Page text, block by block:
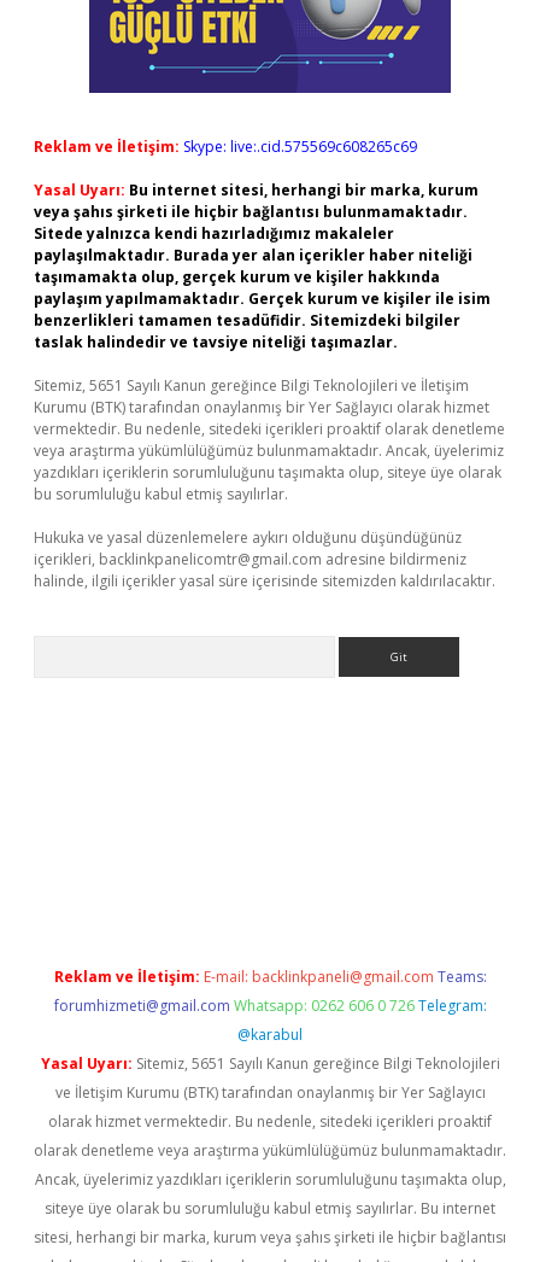
Reklam ve İletişim: Skype: live:.cid.575569c608265c69
Yasal Uyarı: Bu internet sitesi, herhangi bir marka, kurum
veya şahıs şirketi ile hiçbir bağlantısı bulunmamaktadır.
Sitede yalnızca kendi hazırladığımız makaleler
paylaşılmaktadır. Burada yer alan içerikler haber niteliği
taşımamakta olup, gerçek kurum ve kişiler hakkında
paylaşım yapılmamaktadır. Gerçek kurum ve kişiler ile isim
benzerlikleri tamamen tesadüfidir. Sitemizdeki bilgiler
taslak halindedir ve tavsiye niteliği taşımazlar.
Sitemiz, 5651 Sayılı Kanun gereğince Bilgi Teknolojileri ve İletişim
Kurumu (BTK) tarafından onaylanmış bir Yer Sağlayıcı olarak hizmet
vermektedir. Bu nedenle, sitedeki içerikleri proaktif olarak denetleme
veya araştırma yükümlülüğümüz bulunmamaktadır. Ancak, üyelerimiz
yazdıkları içeriklerin sorumluluğunu taşımakta olup, siteye üye olarak
bu sorumluluğu kabul etmiş sayılırlar.
Hukuka ve yasal düzenlemelere aykırı olduğunu düşündüğünüz
içerikleri, backlinkpanelicomtr@gmail.com adresine bildirmeniz
halinde, ilgili içerikler yasal süre içerisinde sitemizden kaldırılacaktır.
Reklam ve İletişim: E-mail: backlinkpaneli@gmail.com Teams:
forumhizmeti@gmail.com Whatsapp: 0262 606 0 726 Telegram:
@karabul
Yasal Uyarı: Sitemiz, 5651 Sayılı Kanun gereğince Bilgi Teknolojileri
ve İletişim Kurumu (BTK) tarafından onaylanmış bir Yer Sağlayıcı
olarak hizmet vermektedir. Bu nedenle, sitedeki içerikleri proaktif
olarak denetleme veya araştırma yükümlülüğümüz bulunmamaktadır.
Ancak, üyelerimiz yazdıkları içeriklerin sorumluluğunu taşımakta olup,
siteye üye olarak bu sorumluluğu kabul etmiş sayılırlar. Bu internet
sitesi, herhangi bir marka, kurum veya şahıs şirketi ile hiçbir bağlantısı